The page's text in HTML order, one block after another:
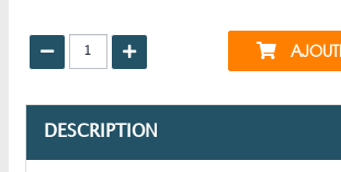
DESCRIPTION